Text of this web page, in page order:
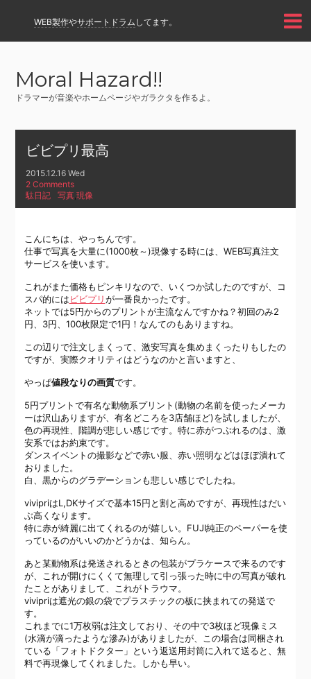
WEB製作やサポートドラム してます。
Moral Hazard!!
ドラマーが音楽やホームページやガラクタを作るよ。
ビビプリ最高
2015.12.16 Wed
2 Comments
駄日記
写真,現像
こんにちは、やっちんです。
仕事で写真を大量に(1000枚～)現像する時には、WEB写真注文
サービスを使います。
これがまた価格もピンキリなので、いくつか試したのですが、コ
スパ的にはビビプリが一番良かったです。
ネットでは5円からのプリントが主流なんですかね？初回のみ2
円、3円、100枚限定で1円！なんてのもありますね。
この辺りで注文しまくって、激安写真を集めまくったりもしたの
ですが、実際クオリティはどうなのかと言いますと、
やっぱ値段なりの画質です。
5円プリントで有名な動物系プリント(動物の名前を使ったメーカ
ーは沢山ありますが、有名どころを3店舗ほど)を試しましたが、
色の再現性、階調が悲しい感じです。特に赤がつぶれるのは、激
安系ではお約束です。
ダンスイベントの撮影などで赤い服、赤い照明などはほぼ潰れて
おりました。
白、黒からのグラデーションも悲しい感じでしたね。
vivipriはL,DKサイズで基本15円と割と高めですが、再現性はだい
ぶ高くなります。
特に赤が綺麗に出てくれるのが嬉しい。FUJI純正のペーパーを使
っているのがいいのかどうかは、知らん。
あと某動物系は発送されるときの包装がプラケースで来るのです
が、これが開けにくくて無理して引っ張った時に中の写真が破れ
たことがありまして、これがトラウマ。
vivipriは遮光の銀の袋でプラスチックの板に挟まれての発送で
す。
これまでに1万枚弱は注文しており、その中で3枚ほど現像ミス
(水滴が滴ったような滲み)がありましたが、この場合は同梱され
ている「フォトドクター」という返送用封筒に入れて送ると、無
料で再現像してくれました。しかも早い。